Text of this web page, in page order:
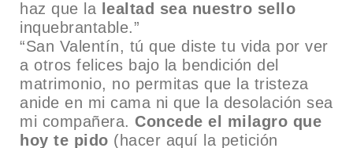
haz que la lealtad sea nuestro sello
inquebrantable.”
“San Valentín, tú que diste tu vida por ver
a otros felices bajo la bendición del
matrimonio, no permitas que la tristeza
anide en mi cama ni que la desolación sea
mi compañera. Concede el milagro que
hoy te pido (hacer aquí la petición